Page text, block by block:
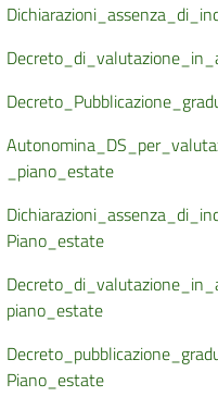
_piano_estate
Piano_estate
piano_estate
Piano_estate